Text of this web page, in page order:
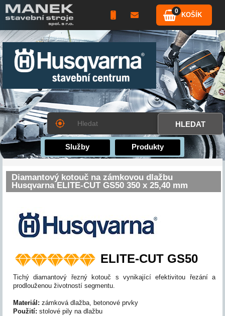
0 KOŠÍK
Služby Produkty
Diamantový kotouč na zámkovou dlažbu
Husqvarna ELITE-CUT GS50 350 x 25,40 mm
ELITE-CUT GS50
Tichý diamantový řezný kotouč s vynikající efektivitou řezání a
prodlouženou životností segmentu.
Materiál: zámková dlažba, betonové prvky
Použití: stolové pily na dlažbu